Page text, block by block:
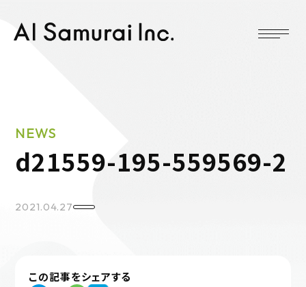
d21559-195-559569-2
NEWS
2021.04.27
この記事をシェアする